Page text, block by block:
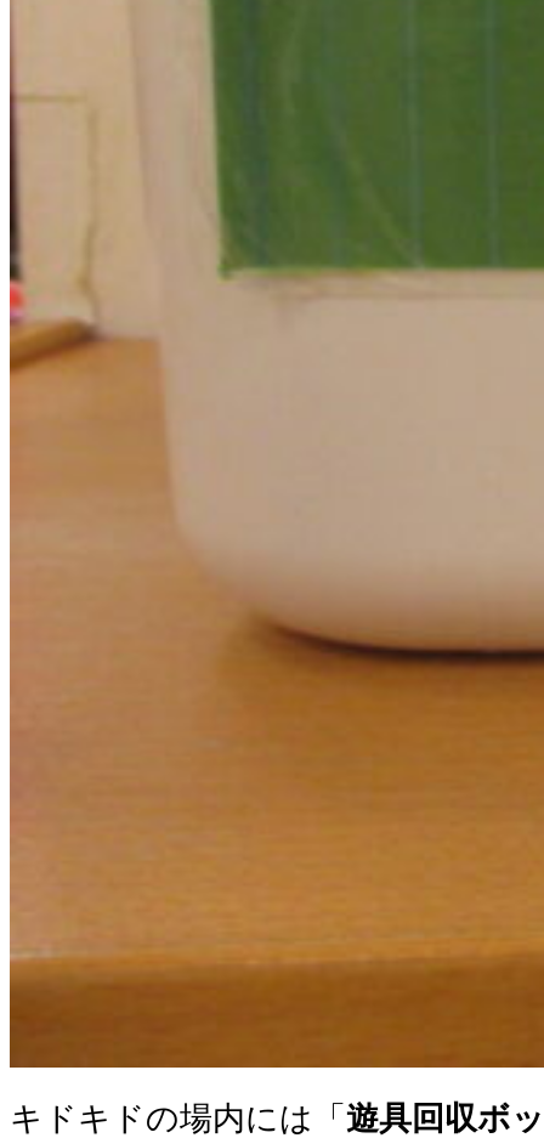
キドキドの場内には「 遊具回収ボ